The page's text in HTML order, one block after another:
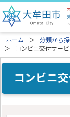
ホーム 分類から
コンビニ交付サー
コンビニ